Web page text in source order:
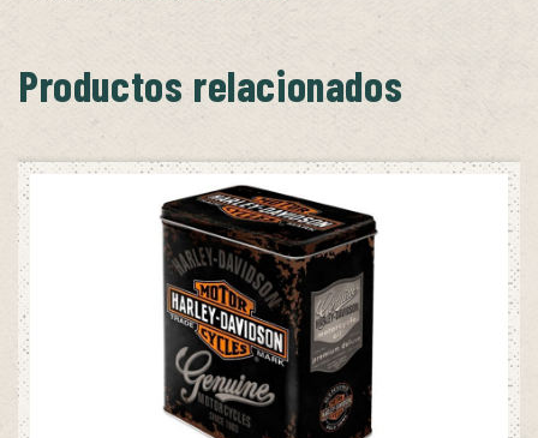
Productos relacionados
SIN STOCK